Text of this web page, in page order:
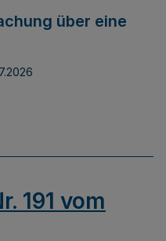
über eine
191 vom